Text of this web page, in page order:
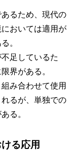
るため、現代の
おいては適用が
。
足しているた
界がある。
み合わせて使用
るが、単独での
る。
る応用